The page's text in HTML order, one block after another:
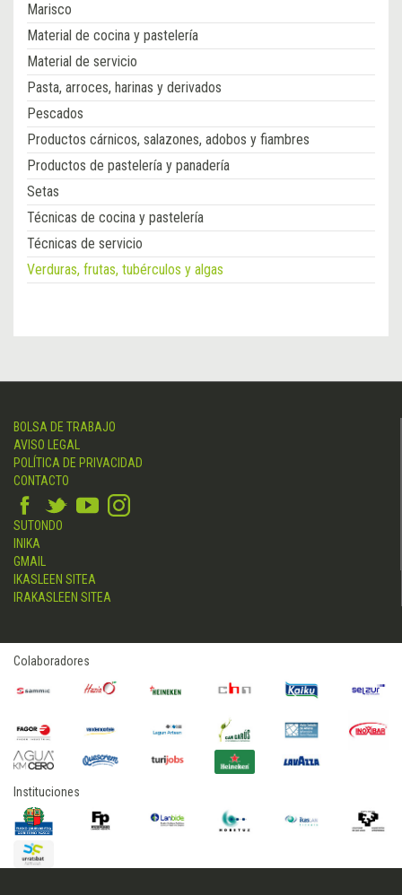
Marisco
Material de cocina y pastelería
Material de servicio
Pasta, arroces, harinas y derivados
Pescados
Productos cárnicos, salazones, adobos y fiambres
Productos de pastelería y panadería
Setas
Técnicas de cocina y pastelería
Técnicas de servicio
Verduras, frutas, tubérculos y algas
BOLSA DE TRABAJO
AVISO LEGAL
POLÍTICA DE PRIVACIDAD
CONTACTO
SUTONDO
INIKA
GMAIL
IKASLEEN SITEA
IRAKASLEEN SITEA
Colaboradores
Instituciones